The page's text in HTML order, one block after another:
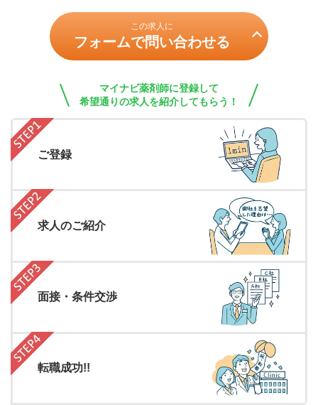
この求人に
フォームで問い合わせる
マイナビ薬剤師に登録して
希望通りの求人を紹介してもらう！
ご登録
求人のご紹介
面接・条件交渉
転職成功!!